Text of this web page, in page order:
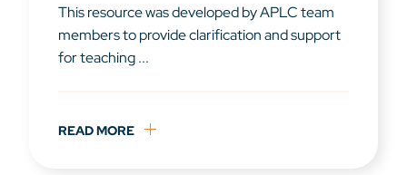
This resource was developed by APLC team
members to provide clarification and support
for teaching ...
READ MORE